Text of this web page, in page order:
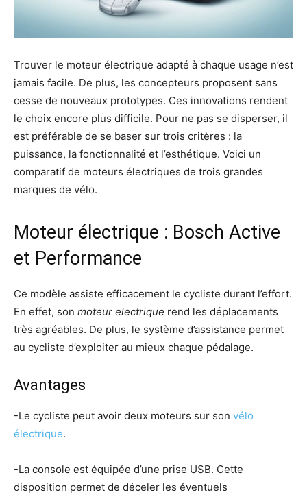
Trouver le moteur électrique adapté à chaque usage n’est
jamais facile. De plus, les concepteurs proposent sans
cesse de nouveaux prototypes. Ces innovations rendent
le choix encore plus difficile. Pour ne pas se disperser, il
est préférable de se baser sur trois critères : la
puissance, la fonctionnalité et l’esthétique. Voici un
comparatif de moteurs électriques de trois grandes
marques de vélo.
Moteur électrique : Bosch Active
et Performance
Ce modèle assiste efficacement le cycliste durant l’effort.
En effet, son moteur electrique rend les déplacements
très agréables. De plus, le système d’assistance permet
au cycliste d’exploiter au mieux chaque pédalage.
Avantages
-Le cycliste peut avoir deux moteurs sur son vélo
électrique.
-La console est équipée d’une prise USB. Cette
disposition permet de déceler les éventuels